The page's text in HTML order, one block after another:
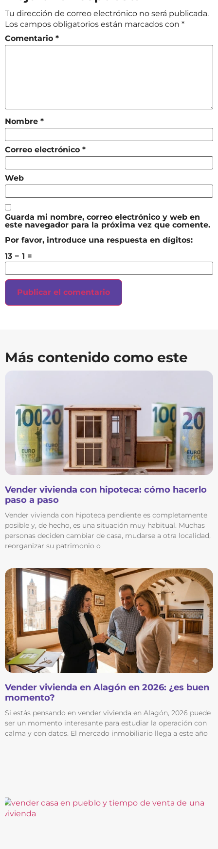
Tu dirección de correo electrónico no será publicada.
Los campos obligatorios están marcados con *
Comentario *
Nombre *
Correo electrónico *
Web
Guarda mi nombre, correo electrónico y web en
este navegador para la próxima vez que comente.
Por favor, introduce una respuesta en dígitos:
13 − 1 =
Más contenido como este
Vender vivienda con hipoteca: cómo hacerlo
paso a paso
Vender vivienda con hipoteca pendiente es completamente
posible y, de hecho, es una situación muy habitual. Muchas
personas deciden cambiar de casa, mudarse a otra localidad,
reorganizar su patrimonio o
Vender vivienda en Alagón en 2026: ¿es buen
momento?
Si estás pensando en vender vivienda en Alagón, 2026 puede
ser un momento interesante para estudiar la operación con
calma y con datos. El mercado inmobiliario llega a este año